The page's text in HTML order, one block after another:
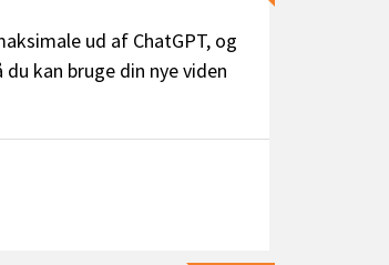
ud af ChatGPT, og
kan bruge din nye viden